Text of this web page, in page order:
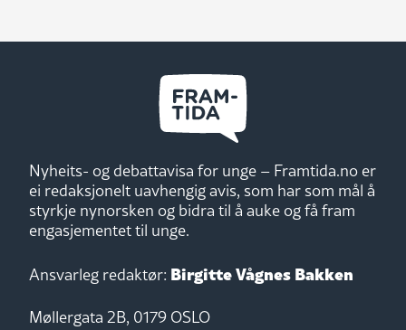
Nyheits- og debattavisa for unge – Framtida.no er
ei redaksjonelt uavhengig avis, som har som mål å
styrkje nynorsken og bidra til å auke og få fram
engasjementet til unge.
Ansvarleg redaktør: Birgitte Vågnes Bakken
Møllergata 2B, 0179 OSLO